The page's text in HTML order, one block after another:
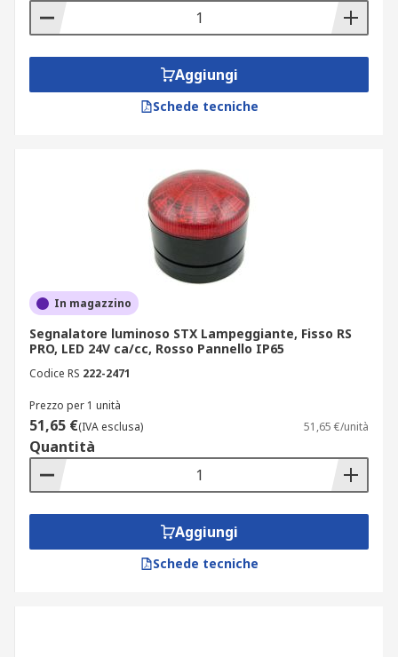
Aggiungi
Schede tecniche
In magazzino
Segnalatore luminoso STX Lampeggiante, Fisso RS
PRO, LED 24V ca/cc, Rosso Pannello IP65
Codice RS 222-2471
Prezzo per 1 unità
51,65 €(IVA esclusa) 51,65 €/unità
Quantità
Aggiungi
Schede tecniche